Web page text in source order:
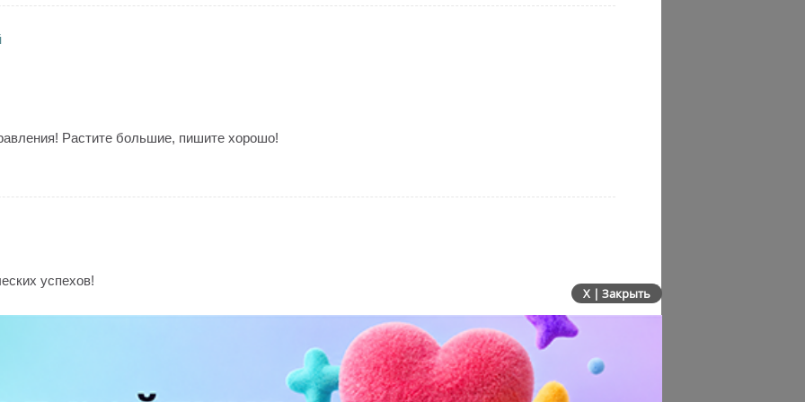
Растите большие, пишите хорошо!
успехов!
X | Закрыть